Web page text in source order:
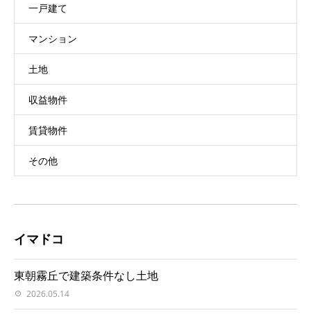
一戸建て
マンション
土地
収益物件
賃貸物件
その他
イマドコ
東朝霧丘で建築条件なし土地
2026.05.14